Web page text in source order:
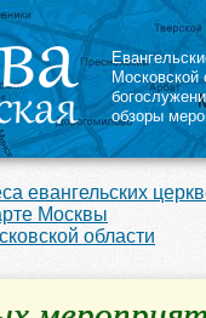
Московской
обзоры
евангельских
Москвы
области